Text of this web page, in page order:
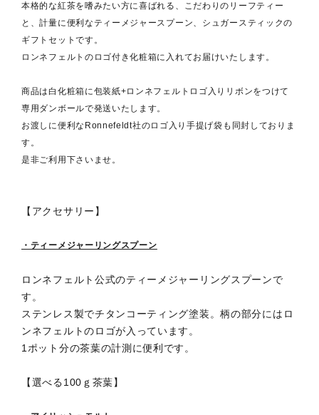
本格的な紅茶を嗜みたい方に喜ばれる、こだわりのリーフティー
と、計量に便利なティーメジャースプーン、シュガースティックの
ギフトセットです。
ロンネフェルトのロゴ付き化粧箱に入れてお届けいたします。
商品は白化粧箱に包装紙+ロンネフェルトロゴ入りリボンをつけて
専用ダンボールで発送いたします。
お渡しに便利なRonnefeldt社のロゴ入り手提げ袋も同封しておりま
す。
是非ご利用下さいませ。
【アクセサリー】
・ティーメジャーリングスプーン
ロンネフェルト公式のティーメジャーリングスプーンで
す。
ステンレス製でチタンコーティング塗装。柄の部分にはロ
ンネフェルトのロゴが入っています。
1ポット分の茶葉の計測に便利です。
【選べる100ｇ茶葉】